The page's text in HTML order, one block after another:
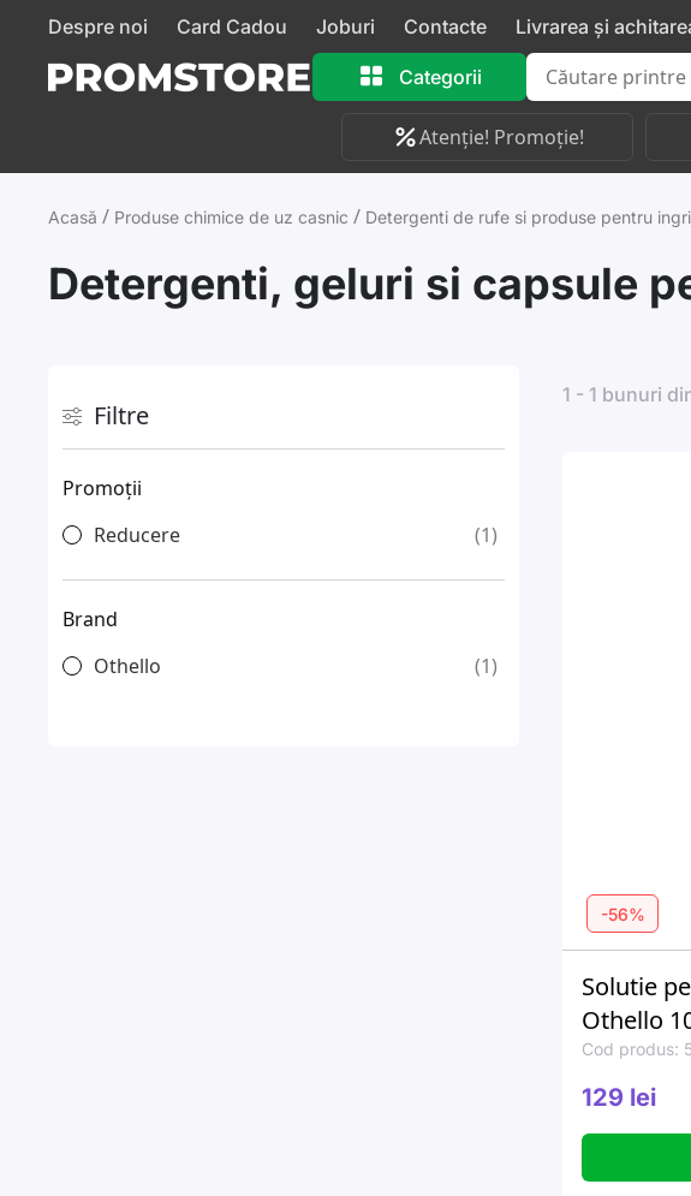
Despre noi Card Cadou Joburi Contacte Livrarea și
Categorii
Atenție! Promoție!
Acasă / Produse chimice de uz casnic / Detergenti de rufe si produse pentru
Detergenti, geluri si capsule
Filtre
Promoții
Reducere
1
Brand
Othello
1
1 - 1 bunuri
-56%
Solutie
Othello
Cod produs:
129 lei